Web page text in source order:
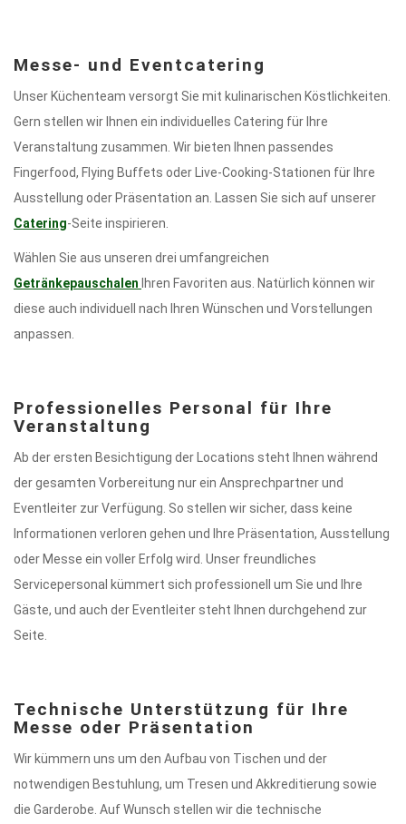
Messe- und Eventcatering
Unser Küchenteam versorgt Sie mit kulinarischen Köstlichkeiten.
Gern stellen wir Ihnen ein individuelles Catering für Ihre
Veranstaltung zusammen. Wir bieten Ihnen passendes
Fingerfood, Flying Buffets oder Live-Cooking-Stationen für Ihre
Ausstellung oder Präsentation an. Lassen Sie sich auf unserer
Catering-Seite inspirieren.
Wählen Sie aus unseren drei umfangreichen
Getränkepauschalen Ihren Favoriten aus. Natürlich können wir
diese auch individuell nach Ihren Wünschen und Vorstellungen
anpassen.
Professionelles Personal für Ihre
Veranstaltung
Ab der ersten Besichtigung der Locations steht Ihnen während
der gesamten Vorbereitung nur ein Ansprechpartner und
Eventleiter zur Verfügung. So stellen wir sicher, dass keine
Informationen verloren gehen und Ihre Präsentation, Ausstellung
oder Messe ein voller Erfolg wird. Unser freundliches
Servicepersonal kümmert sich professionell um Sie und Ihre
Gäste, und auch der Eventleiter steht Ihnen durchgehend zur
Seite.
Technische Unterstützung für Ihre
Messe oder Präsentation
Wir kümmern uns um den Aufbau von Tischen und der
notwendigen Bestuhlung, um Tresen und Akkreditierung sowie
die Garderobe. Auf Wunsch stellen wir die technische